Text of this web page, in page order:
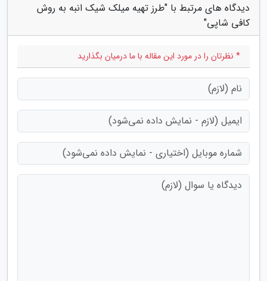
دیدگاه های مرتبط با "طرز تهیه میلک شیک انبه به روش
کافی شاپی"
* نظرتان را در مورد این مقاله با ما درمیان بگذارید